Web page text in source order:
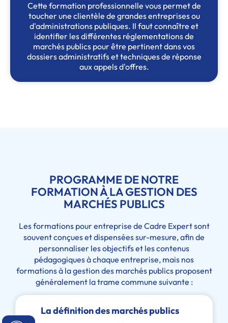
Cette formation professionnelle vous permet de
toucher une clientèle de grandes entreprises ou
d'administrations publiques. Il faut connaître et
identifier les différentes réglementations de
marchés publics pour être pertinent dans vos
dossiers administratifs et techniques de réponse
aux appels d'offres.
PROGRAMME DE NOTRE
FORMATION À LA GESTION DES
MARCHÉS PUBLICS
Les formations pour entreprise de Cadre Expert sont
souvent conçues et dispensées sur-mesure, afin de
personnaliser les objectifs et les contenus
pédagogiques à chaque entreprise, mais nos
formations à la gestion des marchés publics proposent
généralement la trame commune suivante :
La définition des marchés publics